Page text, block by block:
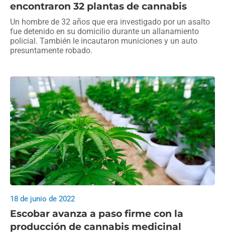
encontraron 32 plantas de cannabis
Un hombre de 32 años que era investigado por un asalto
fue detenido en su domicilio durante un allanamiento
policial. También le incautaron municiones y un auto
presuntamente robado.
Escobar avanza a paso firme con la
producción de cannabis medicinal
18 de junio de 2022